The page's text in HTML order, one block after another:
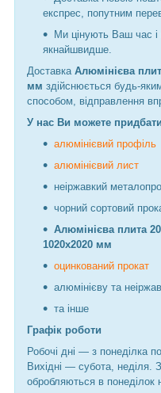
експрес, попутним
Ми цінують Ваш час
якнайшвидше.
Доставка Алюмінієва
мм здійснюється будь-
способом, відправлення
У нас Ви можете
алюмінієвий профіль
алюмінієвий лист
неіржавкий
чорний сортовий
Алюмінієва плита
1020х2020 мм
оцинкований прокат
алюмінієву та
та інше
Графік роботи
Робочі дні — з понеділка
Вихідні — субота, неділя.
обробляються в понеділок